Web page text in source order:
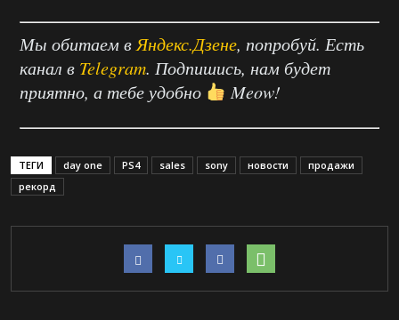
Мы обитаем вЯндекс.Дзене, попробуй. Есть
канал в Telegram. Подпишись, нам будет
приятно, а тебе удобно
Meow!
ТЕГИ day one PS4 sales sony новости
продажи
рекорд